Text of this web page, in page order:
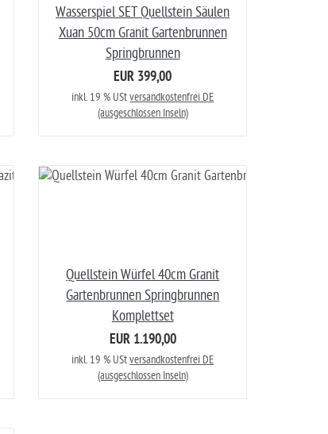
Wasserspiel SET Quellstein Säulen
Xuan 50cm Granit Gartenbrunnen
Springbrunnen
EUR 399,00
inkl. 19 % UStversandkostenfrei DE
(ausgeschlossen Inseln)
Quellstein Würfel 40cm Granit
Gartenbrunnen Springbrunnen
Komplettset
EUR 1.190,00
inkl. 19 % UStversandkostenfrei DE
(ausgeschlossen Inseln)